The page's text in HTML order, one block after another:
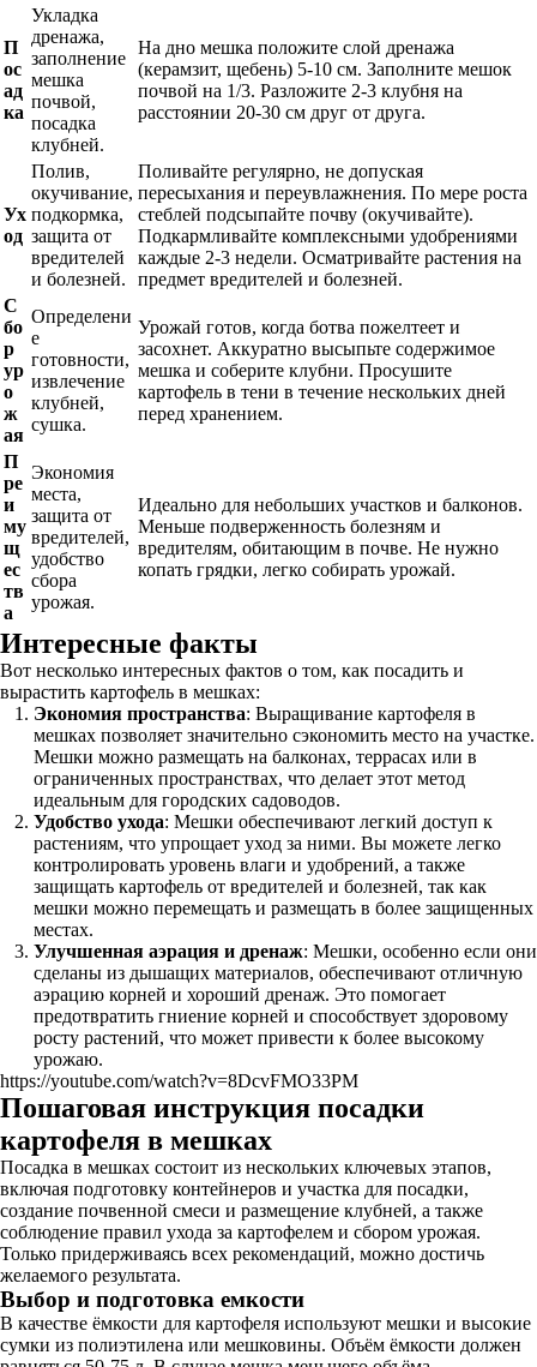
П
ос
ад
ка
Укладка
дренажа,
заполнение
мешка
почвой,
посадка
клубней.
На дно мешка положите слой дренажа
(керамзит, щебень) 5-10 см. Заполните мешок
почвой на 1/3. Разложите 2-3 клубня на
расстоянии 20-30 см друг от друга.
Ух
од
Полив,
окучивание,
подкормка,
защита от
вредителей
и болезней.
Поливайте регулярно, не допуская
пересыхания и переувлажнения. По мере роста
стеблей подсыпайте почву (окучивайте).
Подкармливайте комплексными удобрениями
каждые 2-3 недели. Осматривайте растения на
предмет вредителей и болезней.
С
бо
р
ур
о
ж
ая
Определени
е
готовности,
извлечение
клубней,
сушка.
Урожай готов, когда ботва пожелтеет и
засохнет. Аккуратно высыпьте содержимое
мешка и соберите клубни. Просушите
картофель в тени в течение нескольких дней
перед хранением.
П
ре
и
му
щ
ес
тв
а
Экономия
места,
защита от
вредителей,
удобство
сбора
урожая.
Идеально для небольших участков и балконов.
Меньше подверженность болезням и
вредителям, обитающим в почве. Не нужно
копать грядки, легко собирать урожай.
Интересные факты
Вот несколько интересных фактов о том, как посадить и
вырастить картофель в мешках:
Экономия пространства: Выращивание картофеля в
мешках позволяет значительно сэкономить место на участке.
Мешки можно размещать на балконах, террасах или в
ограниченных пространствах, что делает этот метод
идеальным для городских садоводов.
Удобство ухода: Мешки обеспечивают легкий доступ к
растениям, что упрощает уход за ними. Вы можете легко
контролировать уровень влаги и удобрений, а также
защищать картофель от вредителей и болезней, так как
мешки можно перемещать и размещать в более защищенных
местах.
Улучшенная аэрация и дренаж: Мешки, особенно если они
сделаны из дышащих материалов, обеспечивают отличную
аэрацию корней и хороший дренаж. Это помогает
предотвратить гниение корней и способствует здоровому
росту растений, что может привести к более высокому
урожаю.
https://youtube.com/watch?v=8DcvFMO33PM
Пошаговая инструкция посадки
картофеля в мешках
Посадка в мешках состоит из нескольких ключевых этапов,
включая подготовку контейнеров и участка для посадки,
создание почвенной смеси и размещение клубней, а также
соблюдение правил ухода за картофелем и сбором урожая.
Только придерживаясь всех рекомендаций, можно достичь
желаемого результата.
Выбор и подготовка емкости
В качестве ёмкости для картофеля используют мешки и высокие
сумки из полиэтилена или мешковины. Объём ёмкости должен